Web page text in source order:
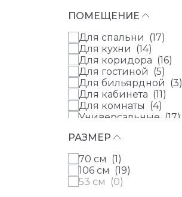
Absolute (0)
ACADEMY a tribute to
Gustav Klimt (0
Accademia (0)
Adele (0)
Akzent (0)
Alghero (0)
Alive Eterna ( 0)
Altagamma Home 3
Амазония (Amazonia)
( 0
Ambiplain (
Ambiplain 2 (
Ambiplain 3 (
ПОМЕЩЕНИЕ
Для спальни (17)
Для кухни (14)
Для коридора (16)
Для гостиной (5)
Для бильярдной (3)
Для кабинета (11)
Для комнаты (4)
Универсальные (17)
РАЗМЕР
70 см (1)
106 см (19)
53 см (0)